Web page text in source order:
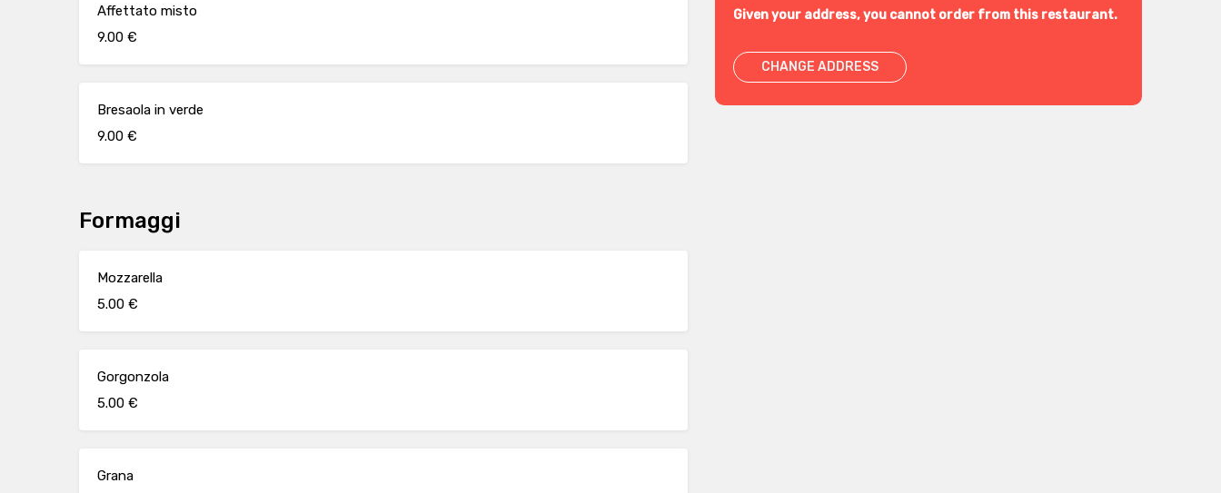
Affettato misto
9.00 €
Bresaola in verde
9.00 €
Formaggi
Mozzarella
5.00 €
Gorgonzola
5.00 €
Grana
Given your address, you cannot order from this restaurant.
CHANGE ADDRESS